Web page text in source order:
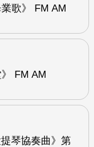
歌》 FM AM
FM AM
琴協奏曲》第